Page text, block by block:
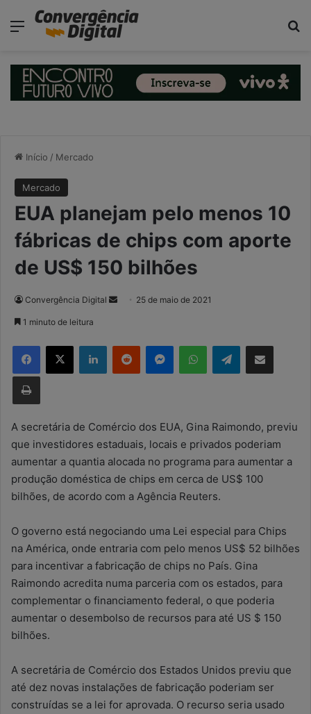
Menu
Início / Mercado
Mercado
EUA planejam pelo menos 10
fábricas de chips com aporte
de US$ 150 bilhões
Convergência Digital
d
-
m
a
i
l
25 de maio de 2021
1 minuto de leitura
Telegram
A secretária de Comércio dos EUA, Gina Raimondo, previu
que investidores estaduais, locais e privados poderiam
aumentar a quantia alocada no programa para aumentar a
produção doméstica de chips em cerca de US$ 100
bilhões, de acordo com a Agência Reuters.
O governo está negociando uma Lei especial para Chips
na América, onde entraria com pelo menos US$ 52 bilhões
para incentivar a fabricação de chips no País. Gina
Raimondo acredita numa parceria com os estados, para
complementar o financiamento federal, o que poderia
aumentar o desembolso de recursos para até US $ 150
bilhões.
A secretária de Comércio dos Estados Unidos previu que
até dez novas instalações de fabricação poderiam ser
construídas se a lei for aprovada. O recurso seria usado